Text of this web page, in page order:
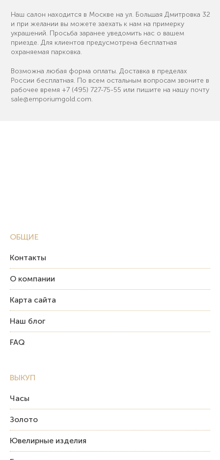
Наш салон находится в Москве на ул. Большая Дмитровка 32
и при желании вы можете заехать к нам на примерку
украшений. Просьба заранее уведомить нас о вашем
приезде. Для клиентов предусмотрена бесплатная
охраняемая парковка.
Возможна любая форма оплаты. Доставка в пределах
России бесплатная. По всем остальным вопросам звоните в
рабочее время +7 (495) 727-75-55 или пишите на нашу почту
sale@emporiumgold.com.
ОБЩИЕ
Контакты
О компании
Карта сайта
Наш блог
FAQ
ВЫКУП
Часы
Золото
Ювелирные изделия